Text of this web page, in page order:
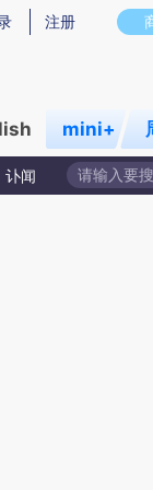
实意图存在偏差。不
注册
mini+
讣闻